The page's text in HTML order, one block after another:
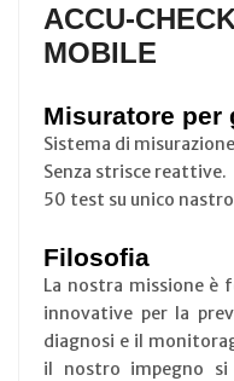
ACCU-
MOBILE
Misuratore per
Sistema di
Senza strisce reattive.
50 test su unico
Filosofia
La nostra missione è
innovative per la
diagnosi e il
il nostro impegno si